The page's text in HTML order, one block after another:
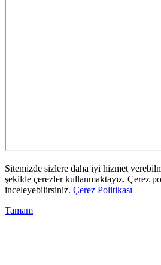
Sitemizde sizlere daha iyi hizmet
şekilde çerezler kullanmaktayız. Çerez
inceleyebilirsiniz. Çerez Politikası
Tamam